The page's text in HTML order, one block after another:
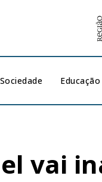
Sociedade Educação
vai